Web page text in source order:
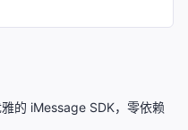
的 iMessage SDK，零依赖